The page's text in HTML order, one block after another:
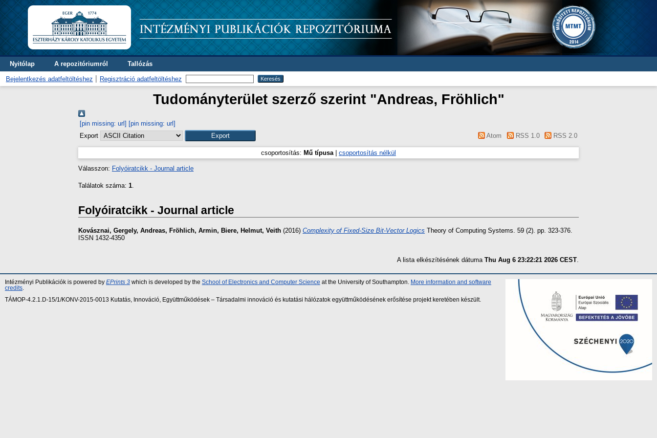
Nyitólap A repozitóriumról Tallózás
Bejelentkezés adatfeltöltéshez Regisztráció adatfeltöltéshez
Tudományterület szerző szerint "Andreas, Fröhlich"
[pin missing: url] [pin missing: url]
Export
Atom RSS 1.0 RSS 2.0
csoportosítás: Mű típusa| csoportosítás nélkül
Válasszon: Folyóiratcikk - Journal article
Találatok száma: 1.
Folyóiratcikk - Journal article
Kovásznai, Gergely, Andreas, Fröhlich, Armin, Biere, Helmut, Veith (2016) Complexity of Fixed-Size Bit-Vector Logics Theory of Computing Systems. 59 (2). pp. 323-376.
ISSN 1432-4350
A lista elkészítésének dátuma Thu Aug 6 23:22:21 2026 CEST.
Intézményi Publikációk is powered by EPrints 3 which is developed by the School of Electronics and Computer Science at the University of Southampton.
More information and software
credits
TÁMOP-4.2.1.D-15/1/KONV-2015-0013 Kutatás, Innováció, Együttműködések – Társadalmi innováció és kutatási hálózatok együttműködésének erősítése projekt keretében készült.